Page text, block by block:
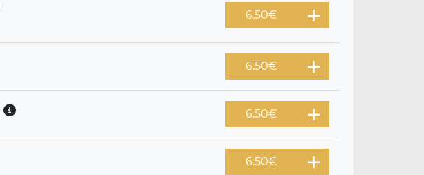
6.50€
6.50€
6.50€
6.50€